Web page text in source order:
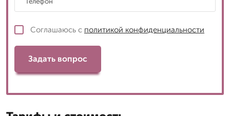
Соглашаюсь с политикой конфиденциальности
Задать вопрос